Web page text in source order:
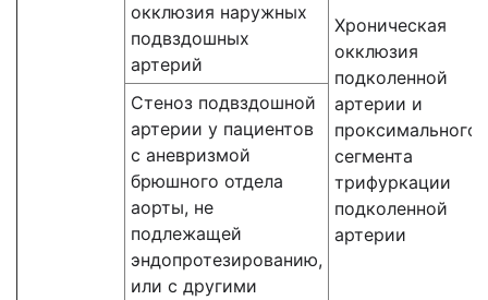
Хроническая
окклюзия
подколенной
артерии и
проксимального
сегмента
трифуркации
подколенной
артерии
окклюзия наружных
подвздошных
артерий
Стеноз подвздошной
артерии у пациентов
с аневризмой
брюшного отдела
аорты, не
подлежащей
эндопротезированию,
или с другими